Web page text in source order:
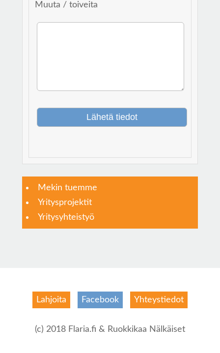
Muuta / toiveita
Mekin tuemme
Yritysprojektit
Yritysyhteistyö
Lahjoita Facebook Yhteystiedot
(c) 2018 Flaria.fi & Ruokkikaa Nälkäiset